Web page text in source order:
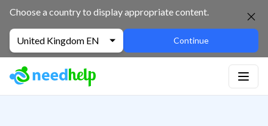
Choose a country to display appropriate content.
United Kingdom EN Continue